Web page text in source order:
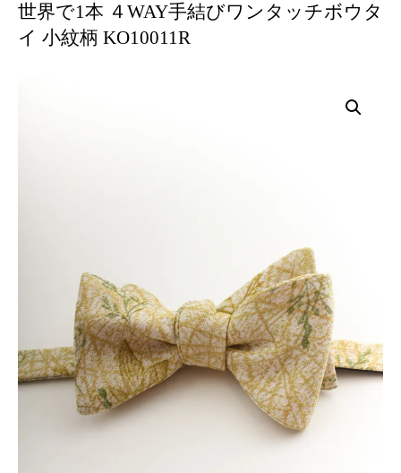
世界で1本 ４WAY手結びワンタッチボウタ
イ 小紋柄 KO10011R